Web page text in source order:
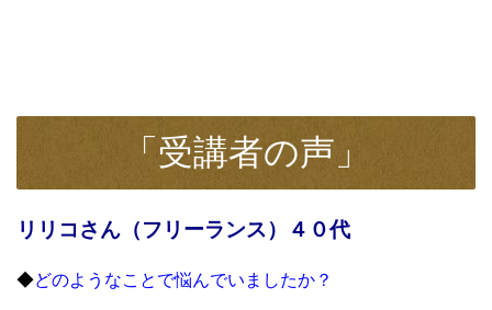
「受講者の声」
リリコさん（フリーランス）４０代
◆どのようなことで悩んでいましたか？